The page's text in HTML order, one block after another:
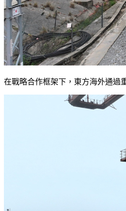
在戰略合作框架下，東方海外通過